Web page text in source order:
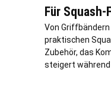
Für Squash-
Von
praktischen
Zubehör, das
steigert während